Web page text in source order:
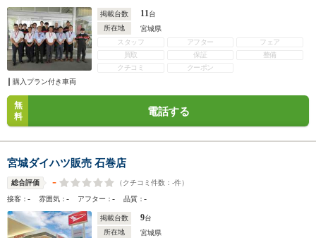
掲載台数 11台
所在地
宮城県
スタッフ
アフター
フェア
買取
保証
整備
クチコミ
クーポン
購入プラン付き車両
無
料
電話する
宮城ダイハツ販売 石巻店
総合評価 - （クチコミ件数： -件）
接客：- 雰囲気：- アフター：- 品質：-
掲載台数 9台
所在地
宮城県